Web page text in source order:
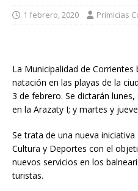
1 febrero, 2020 Primicias
La Municipalidad de
natación en las playas de la
3 de febrero. Se dictarán
en la Arazaty I; y martes y
Se trata de una nueva
Cultura y Deportes con el
nuevos servicios en los
turistas.